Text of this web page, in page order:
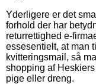
Yderligere er det
forhold der har
returrettighed e-
essesentielt, at man
kvitteringsmail, så
shopping af
pige eller dreng.